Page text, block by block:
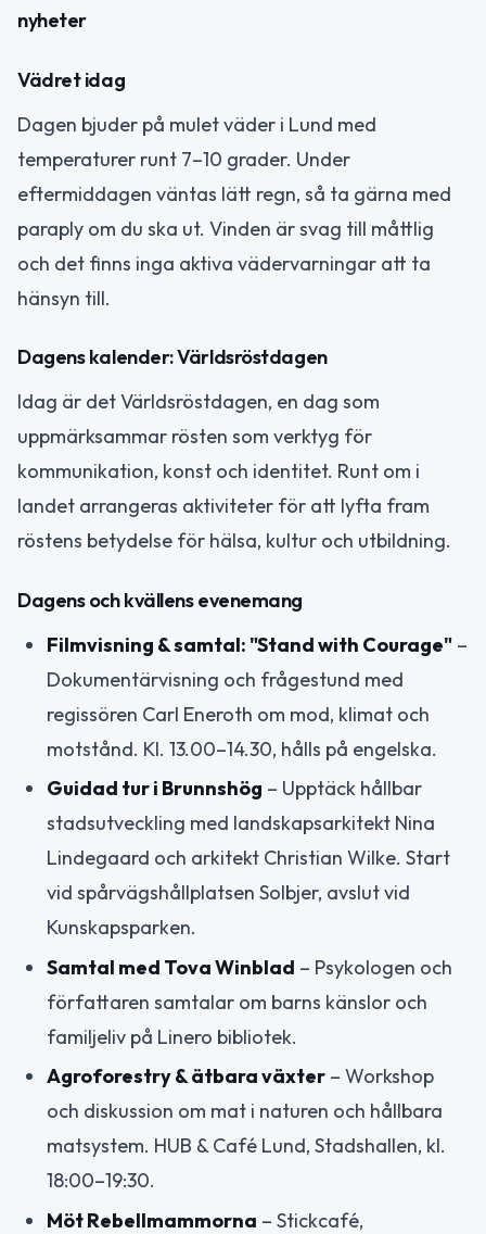
nyheter
Vädret idag
Dagen bjuder på mulet väder i Lund med
temperaturer runt 7–10 grader. Under
eftermiddagen väntas lätt regn, så ta gärna med
paraply om du ska ut. Vinden är svag till måttlig
och det finns inga aktiva vädervarningar att ta
hänsyn till.
Dagens kalender: Världsröstdagen
Idag är det Världsröstdagen, en dag som
uppmärksammar rösten som verktyg för
kommunikation, konst och identitet. Runt om i
landet arrangeras aktiviteter för att lyfta fram
röstens betydelse för hälsa, kultur och utbildning.
Dagens och kvällens evenemang
Filmvisning & samtal: "Stand with Courage" –
Dokumentärvisning och frågestund med
regissören Carl Eneroth om mod, klimat och
motstånd. Kl. 13.00–14.30, hålls på engelska.
Guidad tur i Brunnshög – Upptäck hållbar
stadsutveckling med landskapsarkitekt Nina
Lindegaard och arkitekt Christian Wilke. Start
vid spårvägshållplatsen Solbjer, avslut vid
Kunskapsparken.
Samtal med Tova Winblad – Psykologen och
författaren samtalar om barns känslor och
familjeliv på Linero bibliotek.
Agroforestry & ätbara växter – Workshop
och diskussion om mat i naturen och hållbara
matsystem. HUB & Café Lund, Stadshallen, kl.
18:00–19:30.
Möt Rebellmammorna – Stickcafé,